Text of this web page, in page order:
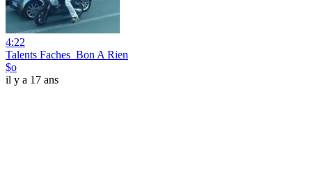
4:22
Talents Faches_Bon A Rien
$o
il y a 17 ans